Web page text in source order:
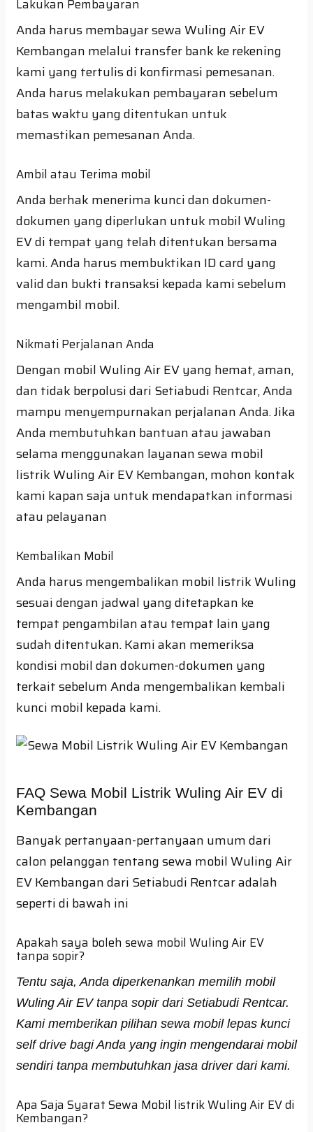
Lakukan Pembayaran
Anda harus membayar sewa Wuling Air EV
Kembangan melalui transfer bank ke rekening
kami yang tertulis di konfirmasi pemesanan.
Anda harus melakukan pembayaran sebelum
batas waktu yang ditentukan untuk
memastikan pemesanan Anda.
Ambil atau Terima mobil
Anda berhak menerima kunci dan dokumen-
dokumen yang diperlukan untuk mobil Wuling
EV di tempat yang telah ditentukan bersama
kami. Anda harus membuktikan ID card yang
valid dan bukti transaksi kepada kami sebelum
mengambil mobil.
Nikmati Perjalanan Anda
Dengan mobil Wuling Air EV yang hemat, aman,
dan tidak berpolusi dari Setiabudi Rentcar, Anda
mampu menyempurnakan perjalanan Anda. Jika
Anda membutuhkan bantuan atau jawaban
selama menggunakan layanan sewa mobil
listrik Wuling Air EV Kembangan, mohon kontak
kami kapan saja untuk mendapatkan informasi
atau pelayanan
Kembalikan Mobil
Anda harus mengembalikan mobil listrik Wuling
sesuai dengan jadwal yang ditetapkan ke
tempat pengambilan atau tempat lain yang
sudah ditentukan. Kami akan memeriksa
kondisi mobil dan dokumen-dokumen yang
terkait sebelum Anda mengembalikan kembali
kunci mobil kepada kami.
FAQ Sewa Mobil Listrik Wuling Air EV di
Kembangan
Banyak pertanyaan-pertanyaan umum dari
calon pelanggan tentang sewa mobil Wuling Air
EV Kembangan dari Setiabudi Rentcar adalah
seperti di bawah ini
Apakah saya boleh sewa mobil Wuling Air EV
tanpa sopir?
Tentu saja, Anda diperkenankan memilih mobil
Wuling Air EV tanpa sopir dari Setiabudi Rentcar.
Kami memberikan pilihan sewa mobil lepas kunci
self drive bagi Anda yang ingin mengendarai mobil
sendiri tanpa membutuhkan jasa driver dari kami.
Apa Saja Syarat Sewa Mobil listrik Wuling Air EV di
Kembangan?